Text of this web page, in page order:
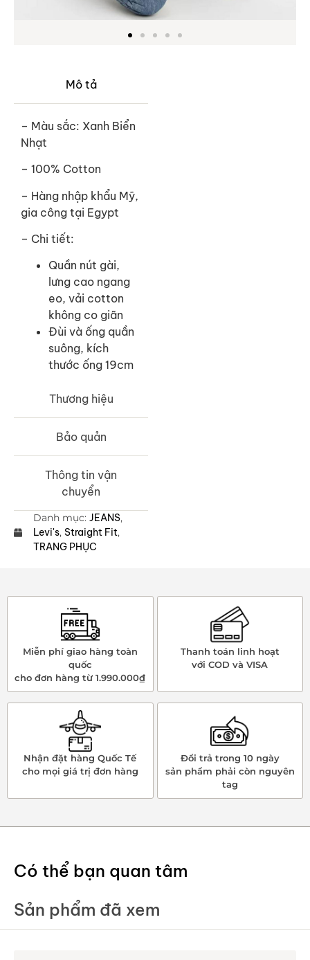
Mô tả
Thương hiệu
Bảo quản
Thông tin vận
chuyển
– Màu sắc: Xanh Biển
Nhạt
– 100% Cotton
– Hàng nhập khẩu Mỹ,
gia công tại Egypt
– Chi tiết:
Quần nút gài,
lưng cao ngang
eo, vải cotton
không co giãn
Đùi và ống quần
suông, kích
thước ống 19cm
Danh mục: JEANS,
Levi's, Straight Fit,
TRANG PHỤC
Miễn phí giao hàng toàn
quốc
cho đơn hàng từ 1.990.000₫
Thanh toán linh hoạt
với COD và VISA
Nhận đặt hàng Quốc Tế
cho mọi giá trị đơn hàng
Đổi trả trong 10 ngày
sản phẩm phải còn nguyên
tag
Có thể bạn quan tâm
Sản phẩm đã xem